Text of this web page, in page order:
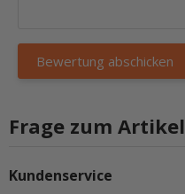
Frage zum Artikel
Kundenservice